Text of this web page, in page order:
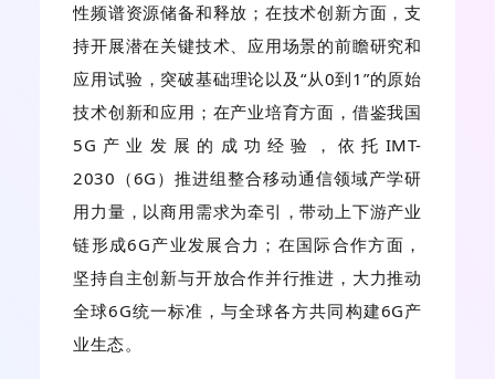
性频谱资源储备和释放；在技术创新方面，支
持开展潜在关键技术、应用场景的前瞻研究和
应用试验，突破基础理论以及“从0到1”的原始
技术创新和应用；在产业培育方面，借鉴我国
5G产业发展的成功经验，依托IMT-
2030（6G）推进组整合移动通信领域产学研
用力量，以商用需求为牵引，带动上下游产业
链形成6G产业发展合力；在国际合作方面，
坚持自主创新与开放合作并行推进，大力推动
全球6G统一标准，与全球各方共同构建6G产
业生态。